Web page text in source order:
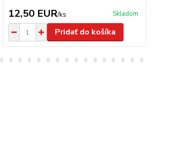
12,50 EUR/ks Skladom
Pridať do košíka